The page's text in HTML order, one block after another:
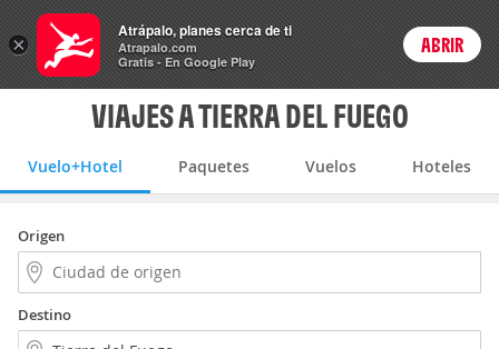
Vuelo+Hotel Precios enPeso
ARSCambiar moneda
Login
VIAJES A TIERRA DEL FUEGO
Vuelo+Hotel Paquetes Vuelos Hoteles
Origen
Destino
×
Atrápalo, planes cerca de ti
Atrapalo.com
Gratis - En Google Play
ABRIR